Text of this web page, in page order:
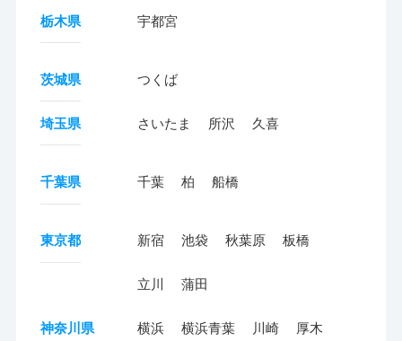
栃木県 宇都宮
茨城県 つくば
埼玉県 さいたま 所沢 久喜
千葉県 千葉 柏 船橋
東京都 新宿 池袋 秋葉原 板橋
立川 蒲田
神奈川県 横浜 横浜青葉 川崎 厚木